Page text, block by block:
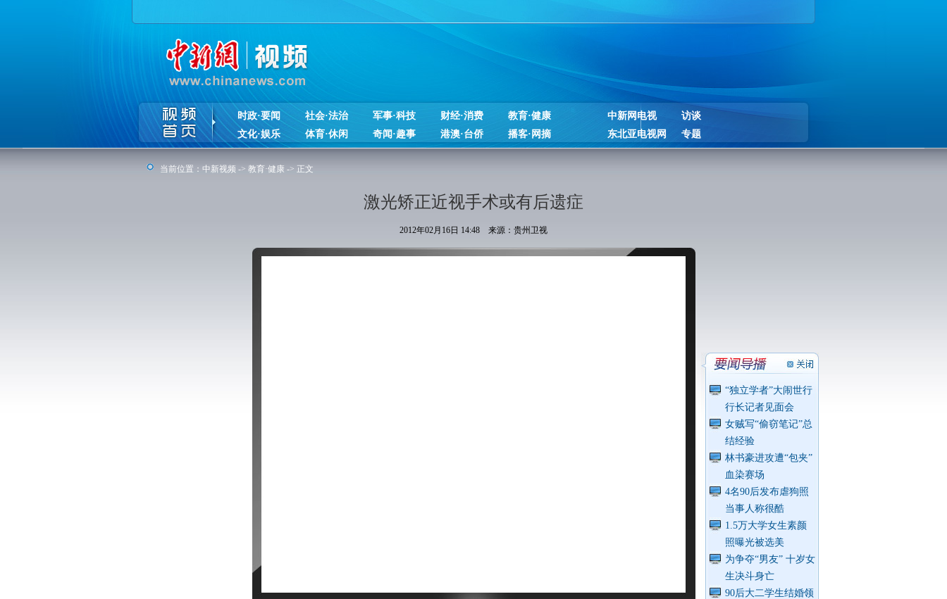
时政·要闻 社会·法治 军事·科技 财经·消费
教育·健康
文化·娱乐
体育·休闲 奇闻·趣事 港澳·台侨 播客·网摘
中新网电视
访谈
东北亚电视网
专题
当前位置： 中新视频 -> 教育·健康 -> 正文
激光矫正近视手术或有后遗症
2012年02月16日 14:48 来源：贵州卫视
“独立学者”大闹世行
行长记者见面会
女贼写“偷窃笔记”总
结经验
林书豪进攻遭“包夹”
血染赛场
4名90后发布虐狗照
当事人称很酷
1.5万大学女生素颜
照曝光被选美
为争夺“男友” 十岁女
生决斗身亡
90后大二学生结婚领